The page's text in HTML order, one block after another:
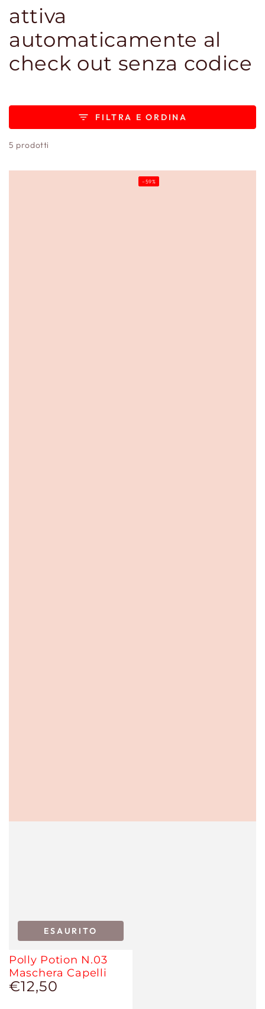
attiva
automaticamente al
check out senza codice
FILTRA E ORDINA
5 prodotti
Polly Potion N.03
Maschera Capelli
Prezzo
regolare
€12,50
ESAURITO
–59%